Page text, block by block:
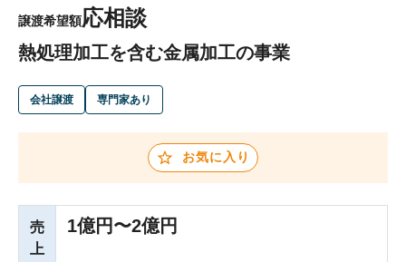
成約事例
M&A専門家の方へ
譲渡希望額応相談
熱処理加工を含む金属加工の事業
会社譲渡 専門家あり
お気に入り
売
上
1億円〜2億円